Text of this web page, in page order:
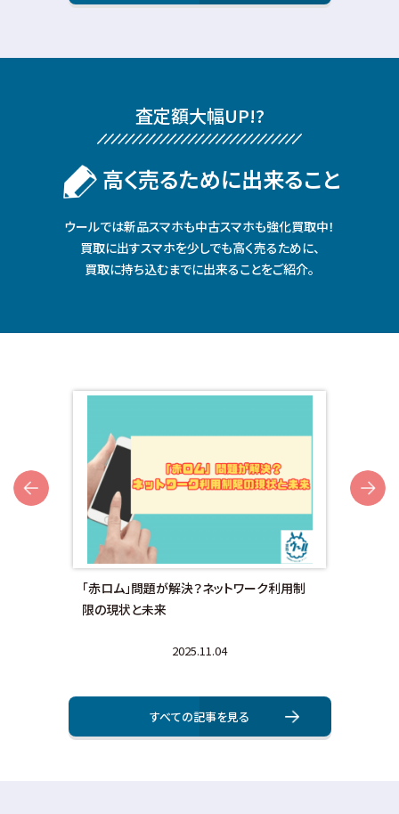
査定額⼤幅UP!?
⾼く売るために出来ること
ウールでは新品スマホも中古スマホも強化買取中！
買取に出すスマホを少しでも⾼く売るために、
買取に持ち込むまでに出来ることをご紹介。
「赤ロム」問題が解決？ネットワーク利用制
限の現状と未来
2025.11.04
Next
すべての記事を⾒る